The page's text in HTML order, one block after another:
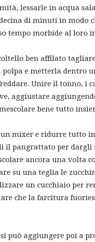
lessarle in acqua
di minuti in modo
tempo morbide al loro
ben affilato
e metterla dentro
Unire il tonno, i
aggiustare
bene tutto
mixer e ridurre tutto
il pangrattato per dargli
ancora una volta
su una teglia le
un cucchiaio per
che la farcitura
può aggiungere poi a